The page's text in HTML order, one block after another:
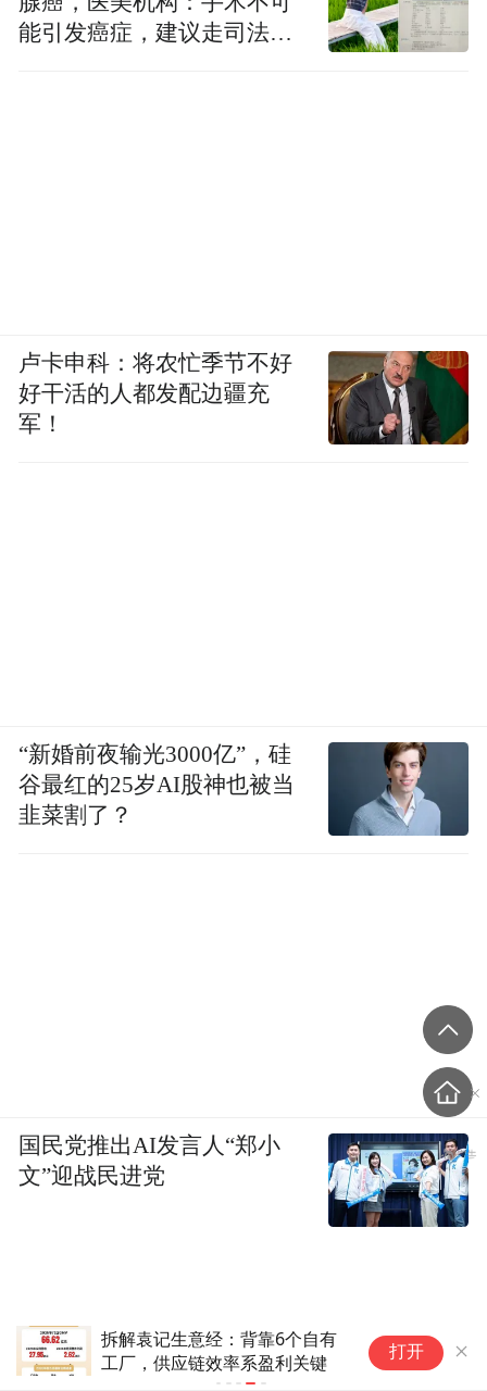
拆解袁记生意经：背靠6个自有
工厂，供应链效率系盈利关键
打开
能引发癌症，建议走司法途
卢卡申科：将农忙季节不好
好干活的人都发配边疆充
军！
“新婚前夜输光3000亿”，硅
谷最红的25岁AI股神也被当
韭菜割了？
国民党推出AI发言人“郑小
文”迎战民进党